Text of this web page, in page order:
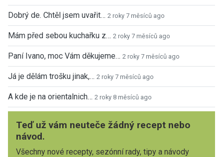
Dobrý de. Chtěl jsem uvařit… 2 roky 7 měsíců ago
Mám před sebou kuchařku z… 2 roky 7 měsíců ago
Paní Ivano, moc Vám děkujeme… 2 roky 7 měsíců ago
Já je dělám trošku jinak,… 2 roky 7 měsíců ago
A kde je na orientalnich… 2 roky 8 měsíců ago
Teď už vám neuteče žádný recept nebo
návod.
Všechny nové recepty, sezónní rady, tipy a návody